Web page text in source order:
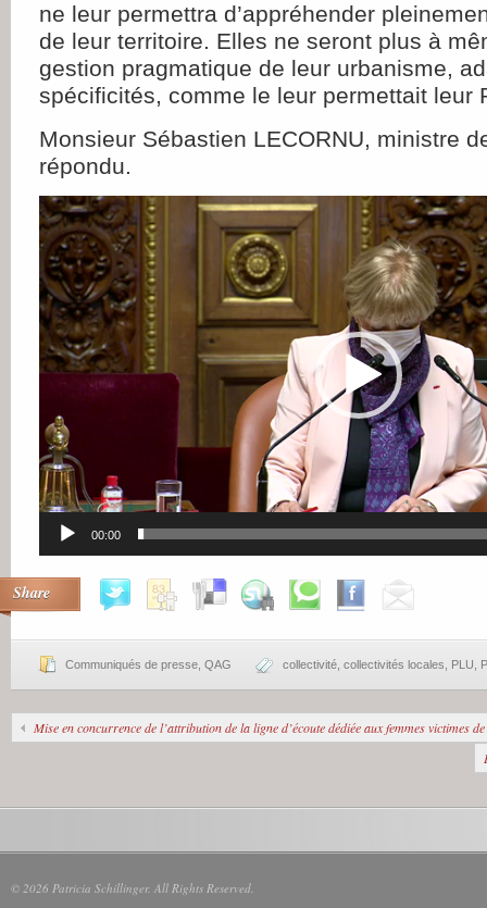
ne leur permettra d’appréhender
de leur territoire. Elles ne seront plus à
gestion pragmatique de leur urbanisme,
spécificités, comme le leur permettait leur
Monsieur Sébastien LECORNU, ministre
répondu.
Lecteur
vidéo
00:00
Share
Communiqués de presse QAG collectivité collectivités locales PLU
Mise en concurrence de l’attribution de la ligne d’écoute dédiée aux femmes victimes
© 2026 Patricia Schillinger. All Rights Reserved.